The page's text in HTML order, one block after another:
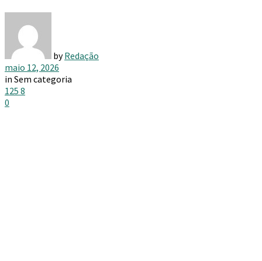
by Redação
maio 12, 2026
in Sem categoria
125 8
0